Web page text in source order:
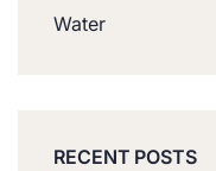
Water
RECENT POSTS